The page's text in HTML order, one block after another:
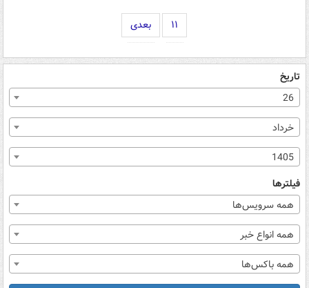
۱۱ بعدی
تاریخ
26
خرداد
1405
فیلترها
همه سرویس‌ها
همه انواع خبر
همه باکس‌ها